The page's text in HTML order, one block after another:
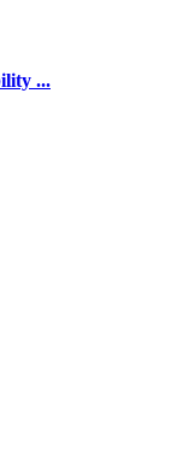
...